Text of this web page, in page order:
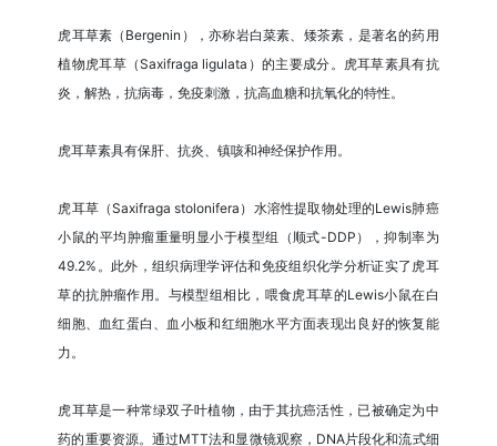
虎耳草素（Bergenin），亦称岩白菜素、矮茶素，是著名的药用
植物虎耳草（Saxifraga ligulata）的主要成分。虎耳草素具有抗
炎，解热，抗病毒，免疫刺激，抗高血糖和抗氧化的特性。
虎耳草素具有保肝、抗炎、镇咳和神经保护作用。
虎耳草（Saxifraga stolonifera）水溶性提取物处理的Lewis肺癌
小鼠的平均肿瘤重量明显小于模型组（顺式-DDP），抑制率为
49.2%。此外，组织病理学评估和免疫组织化学分析证实了虎耳
草的抗肿瘤作用。与模型组相比，喂食虎耳草的Lewis小鼠在白
细胞、血红蛋白、血小板和红细胞水平方面表现出良好的恢复能
力。
虎耳草是一种常绿双子叶植物，由于其抗癌活性，已被确定为中
药的重要资源。通过MTT法和显微镜观察，DNA片段化和流式细